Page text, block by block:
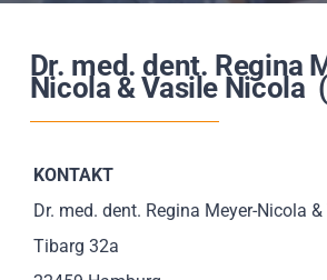
Über uns
SUCHE
Dr. med. dent. Regina
Nicola & Vasile Nicola
KONTAKT
Dr. med. dent. Regina Meyer-Nicola
Tibarg 32a